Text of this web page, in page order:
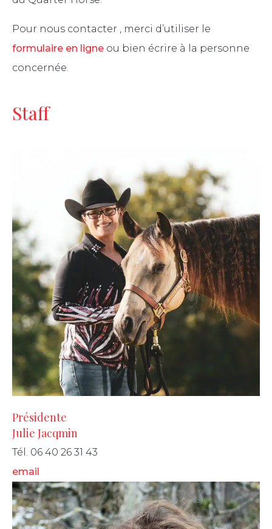
Randonner
Tenue
Les étalons
Breeders’ edition
Pour nous contacter , merci d’utiliser le
formulaire en ligne ou bien écrire à la personne
concernée.
Staff
Présidente
Julie Jacqmin
Tél. 06 40 26 31 43
email